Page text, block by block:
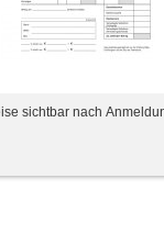
sichtbar nach